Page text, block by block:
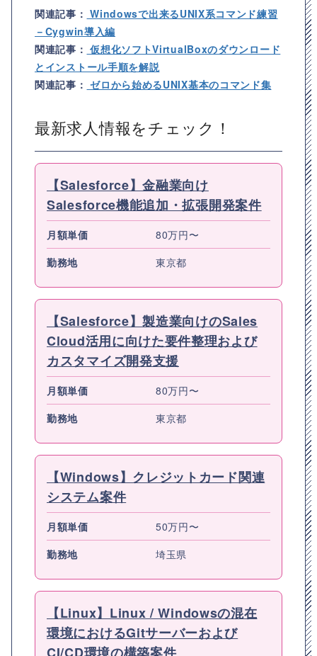
関連記事： Windowsで出来るUNIX系コマンド練習
－Cygwin導入編
関連記事： 仮想化ソフトVirtualBoxのダウンロード
とインストール手順を解説
関連記事： ゼロから始めるUNIX基本のコマンド集
最新求人情報をチェック！
【Salesforce】金融業向け
Salesforce機能追加・拡張開発案件
月額単価
80万円〜
勤務地
東京都
【Salesforce】製造業向けのSales
Cloud活用に向けた要件整理および
カスタマイズ開発支援
月額単価
80万円〜
勤務地
東京都
【Windows】クレジットカード関連
システム案件
月額単価
50万円〜
勤務地
埼玉県
【Linux】Linux / Windowsの混在
環境におけるGitサーバーおよび